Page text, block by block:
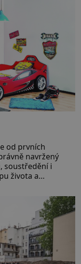
zařízení, jsou
od prvních
navržený
soustředění i
života a
by pokoj
a útulně.